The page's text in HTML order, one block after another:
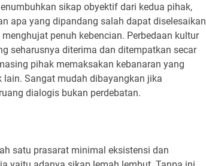
sikap obyektif dari kedua pihak,
apa yang dipandang salah dapat diselesaikan
penuh kebencian. Perbedaan kultur
seharusnya diterima dan ditempatkan secar
pihak memaksakan kebanaran yang
Sangat mudah dibayangkan jika
dialogis bukan perdebatan.
satu prasarat minimal eksistensi dan